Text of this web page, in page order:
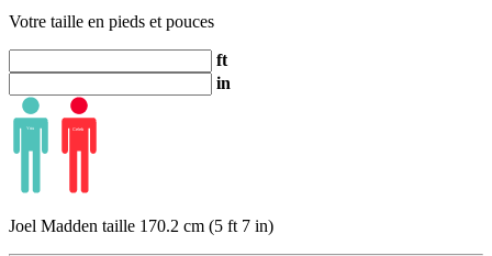
Votre taille en pieds et pouces
ft
in
Joel Madden taille 170.2 cm (5 ft 7 in)